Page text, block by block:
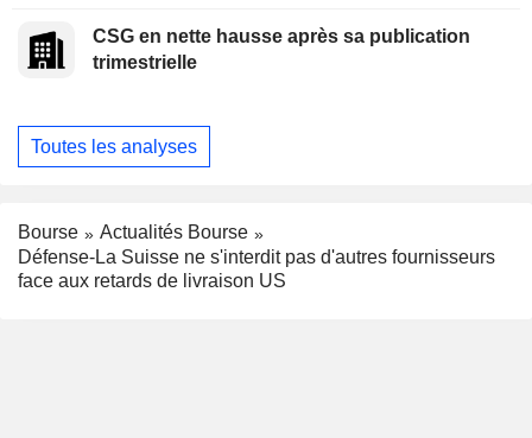
CSG en nette hausse après sa publication
trimestrielle
Toutes les analyses
Bourse
Actualités Bourse
Défense-La Suisse ne s'interdit pas d'autres fournisseurs
face aux retards de livraison US